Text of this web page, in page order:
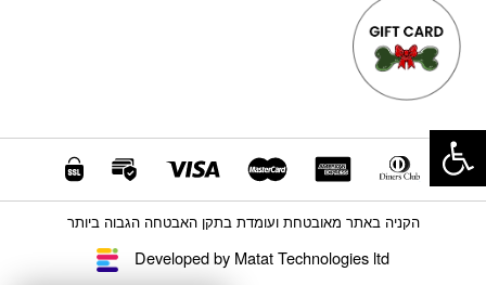
Developed by Matat Technologies ltd
הקניה באתר מאובטחת ועומדת בתקן האבטחה הגבוה ביותר
פתח סרגל נגישות